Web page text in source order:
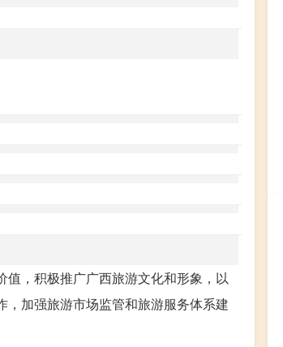
，积极推广广西旅游文化和形象，以
加强旅游市场监管和旅游服务体系建